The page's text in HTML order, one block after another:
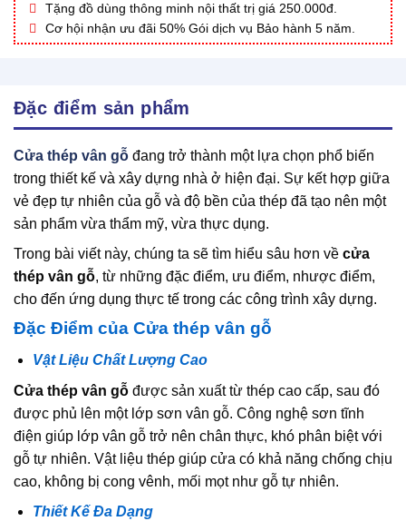
Tặng đồ dùng thông minh nội thất trị giá 250.000đ.
Cơ hội nhận ưu đãi 50% Gói dịch vụ Bảo hành 5 năm.
Đặc điểm sản phẩm
Cửa thép vân gỗ đang trở thành một lựa chọn phổ biến
trong thiết kế và xây dựng nhà ở hiện đại. Sự kết hợp giữa
vẻ đẹp tự nhiên của gỗ và độ bền của thép đã tạo nên một
sản phẩm vừa thẩm mỹ, vừa thực dụng.
Trong bài viết này, chúng ta sẽ tìm hiểu sâu hơn về cửa
thép vân gỗ, từ những đặc điểm, ưu điểm, nhược điểm,
cho đến ứng dụng thực tế trong các công trình xây dựng.
Đặc Điểm của Cửa thép vân gỗ
Vật Liệu Chất Lượng Cao
Cửa thép vân gỗ được sản xuất từ thép cao cấp, sau đó
được phủ lên một lớp sơn vân gỗ. Công nghệ sơn tĩnh
điện giúp lớp vân gỗ trở nên chân thực, khó phân biệt với
gỗ tự nhiên. Vật liệu thép giúp cửa có khả năng chống chịu
cao, không bị cong vênh, mối mọt như gỗ tự nhiên.
Thiết Kế Đa Dạng